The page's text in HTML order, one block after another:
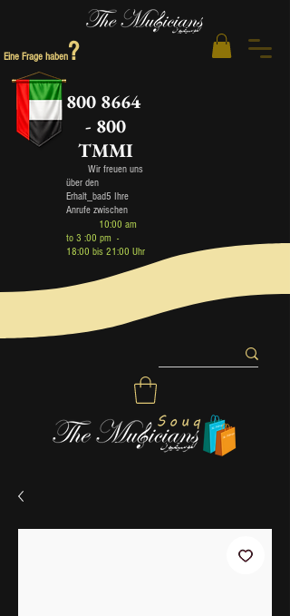
Eine Frage haben?
800 8664
- 800
TMMI
Wir freuen uns
über den
Erhalt_bad5 Ihre
Anrufe zwischen
10:00 am
to 3 :00 pm -
18:00 bis 21:00 Uhr